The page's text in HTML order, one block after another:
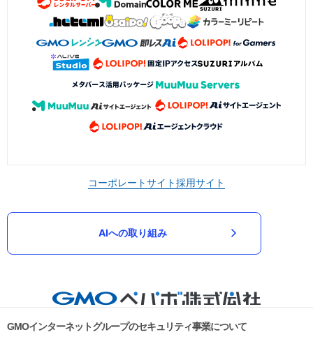
コーポレートサイト採用サイト
AIへの取り組み
GMOインターネットグループのセキュリティ事業について